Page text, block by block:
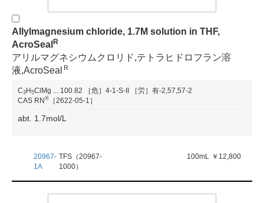
Allylmagnesium chloride, 1.7M solution in THF,
AcroSeal R
アリルマグネシウムクロリド,テトラヒドロフラン溶
液,AcroSeal Ｒ
C3H5ClMg 100.82 ［危］4-1-S-II
［労］有-2,57,57-2
CAS RN® ［2622-05-1］
abt. 1.7mol/L
20967-
1A
TFS（20967-
1000）
100mL ￥12,800